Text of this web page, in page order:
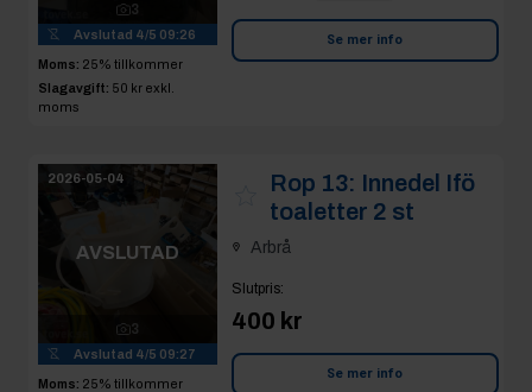
3
Avslutad 4/5 09:26
Moms: 25% tillkommer
Slagavgift: 50 kr exkl.
moms
Se mer info
2026-05-04
AVSLUTAD
3
Avslutad 4/5 09:27
Moms: 25% tillkommer
Rop 13: Innedel Ifö
toaletter 2 st
Arbrå
Slutpris:
400 kr
Se mer info